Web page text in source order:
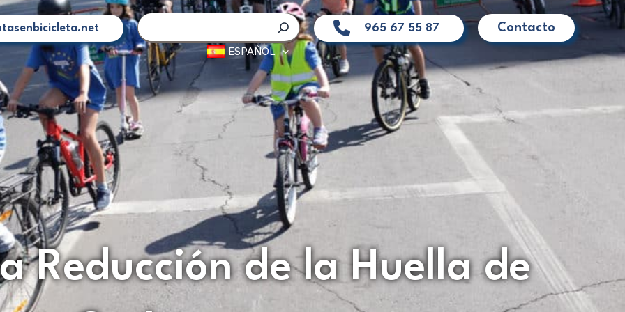
Buscar
965 67 55 87
Contacto
ESPAÑOL
Reducción de la Huella de